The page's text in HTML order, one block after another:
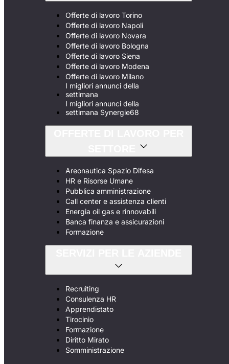
Offerte di lavoro Torino
Offerte di lavoro Napoli
Offerte di lavoro Novara
Offerte di lavoro Bologna
Offerte di lavoro Siena
Offerte di lavoro Modena
Offerte di lavoro Milano
I migliori annunci della
settimana
I migliori annunci della
settimana Synergie68
Areonautica Spazio Difesa
HR e Risorse Umane
Pubblica amministrazione
Call center e assistenza clienti
Energia oil gas e rinnovabili
Banca finanza e assicurazioni
Formazione
Recruiting
Consulenza HR
Apprendistato
Tirocinio
Formazione
Diritto Mirato
Somministrazione